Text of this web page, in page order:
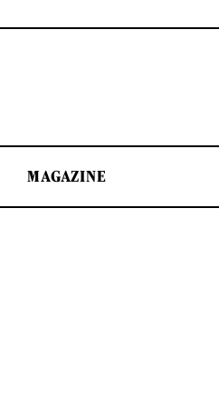
MAGAZINE